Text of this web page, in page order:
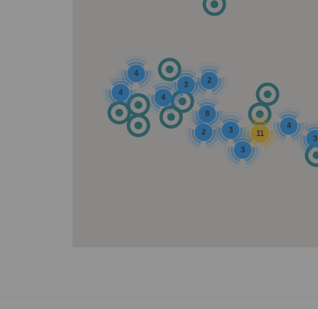
3
8
4
4
2 11
4
3
2
4
3
3